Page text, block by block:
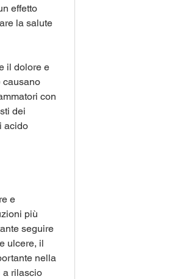
effetto
la salute
il dolore e
causano
con
dei
acido
e
più
seguire
ulcere, il
nella
a rilascio